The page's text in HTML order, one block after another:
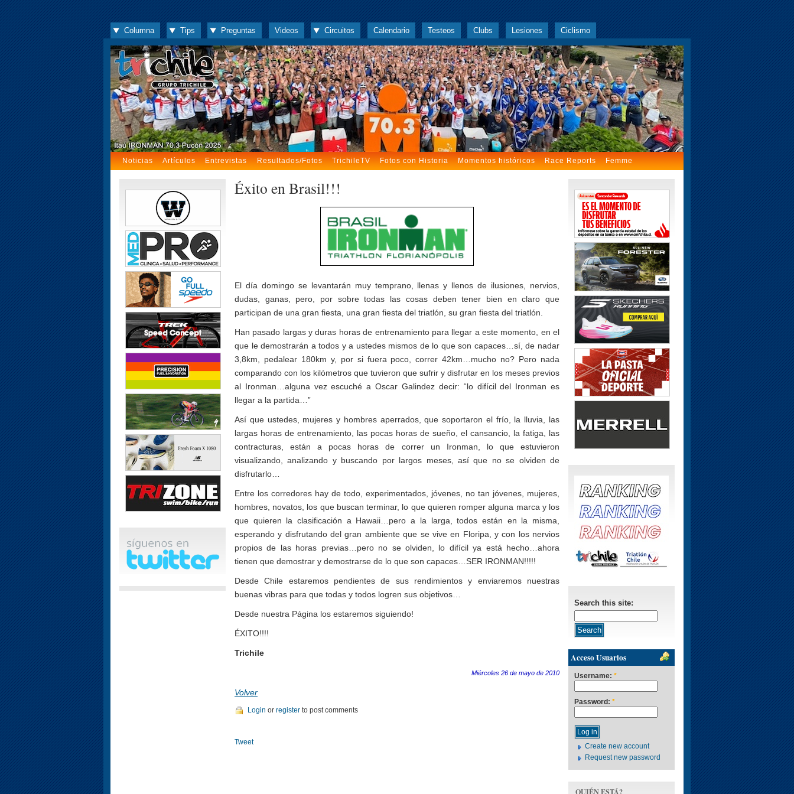
Columna Tips Preguntas Videos Circuitos Calendario Testeos Clubs Lesiones Ciclismo
Noticias Artículos Entrevistas Resultados/Fotos TrichileTV Fotos con Historia Momentos históricos Race Reports Femme
Éxito en Brasil!!!
El día domingo se levantarán muy temprano, llenas y llenos de ilusiones, nervios,
dudas, ganas, pero, por sobre todas las cosas deben tener bien en claro que
participan de una gran fiesta, una gran fiesta del triatlón, su gran fiesta del triatlón.
Han pasado largas y duras horas de entrenamiento para llegar a este momento, en el
que le demostrarán a todos y a ustedes mismos de lo que son capaces…sí, de nadar
3,8km, pedalear 180km y, por si fuera poco, correr 42km…mucho no? Pero nada
comparando con los kilómetros que tuvieron que sufrir y disfrutar en los meses previos
al Ironman…alguna vez escuché a Oscar Galindez decir: “lo difícil del Ironman es
llegar a la partida…”
Así que ustedes, mujeres y hombres aperrados, que soportaron el frío, la lluvia, las
largas horas de entrenamiento, las pocas horas de sueño, el cansancio, la fatiga, las
contracturas, están a pocas horas de correr un Ironman, lo que estuvieron
visualizando, analizando y buscando por largos meses, así que no se olviden de
disfrutarlo…
Entre los corredores hay de todo, experimentados, jóvenes, no tan jóvenes, mujeres,
hombres, novatos, los que buscan terminar, lo que quieren romper alguna marca y los
que quieren la clasificación a Hawaii…pero a la larga, todos están en la misma,
esperando y disfrutando del gran ambiente que se vive en Floripa, y con los nervios
propios de las horas previas…pero no se olviden, lo difícil ya está hecho…ahora
tienen que demostrar y demostrarse de lo que son capaces…SER IRONMAN!!!!!
Desde Chile estaremos pendientes de sus rendimientos y enviaremos nuestras
buenas vibras para que todas y todos logren sus objetivos…
Desde nuestra Página los estaremos siguiendo!
ÉXITO!!!!
Trichile
Miércoles 26 de mayo de 2010
Volver
Login or register to post comments
Tweet
Search this site:
Acceso Usuarios
Username: *
Password: *
Create new account
Request new password
QUIÉN ESTÁ?